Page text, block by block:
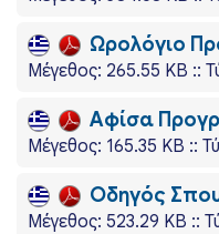
Ωρολόγιο
Mέγεθος: 265.55 KB ::
Αφίσα
Mέγεθος: 165.35 KB ::
Οδηγός
Mέγεθος: 523.29 KB ::